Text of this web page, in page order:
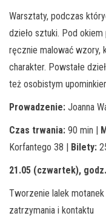
Warsztaty, podczas
dzieło sztuki. Pod
ręcznie malować wzory,
charakter. Powstałe
też osobistym
Prowadzenie: Joanna
Czas trwania: 90 min |
Korfantego 38 | Bilety:
21.05 (czwartek),
Tworzenie lalek
zatrzymania i kontaktu